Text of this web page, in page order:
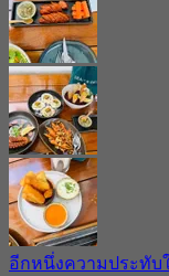
อีกหนึ่งความประทับ